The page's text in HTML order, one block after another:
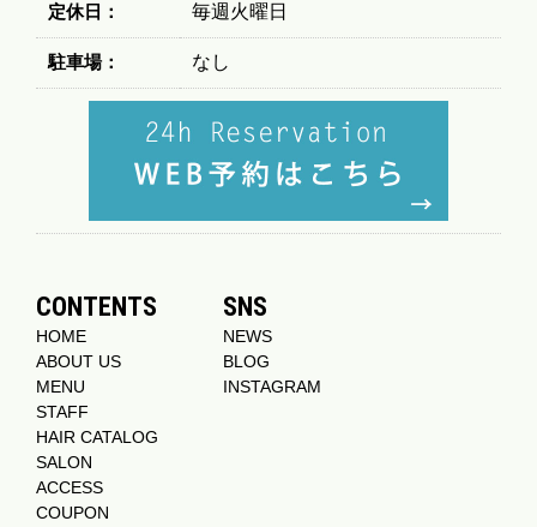
定休日： 毎週火曜日
駐車場： なし
CONTENTS
HOME
ABOUT US
MENU
STAFF
HAIR CATALOG
SALON
ACCESS
COUPON
SNS
NEWS
BLOG
INSTAGRAM